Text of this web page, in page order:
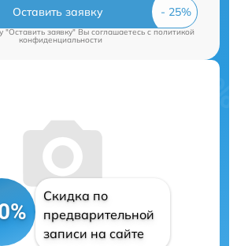
Оставить заявку
"Оставить заявку" Вы соглашаетесь cполитикой
конфиденциальности
Скидка по
предварительной
записи на сайте